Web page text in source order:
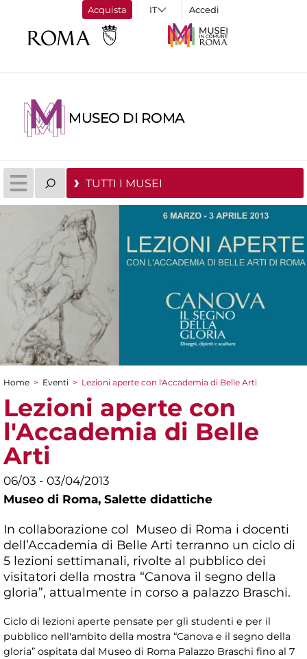
Acquista Accedi
MUSEO DI ROMA
TUTTI I MUSEI
Tu sei qui
Home > Eventi > Lezioni aperte con l'Accademia di Belle Arti
Lezioni aperte con
l'Accademia di Belle
Arti
06/03 - 03/04/2013
Museo di Roma, Salette didattiche
In collaborazione col Museo di Roma i docenti
dell’Accademia di Belle Arti terranno un ciclo di
5 lezioni settimanali, rivolte al pubblico dei
visitatori della mostra “Canova il segno della
gloria”, attualmente in corso a palazzo Braschi.
Ciclo di lezioni aperte pensate per gli studenti e per il
pubblico nell'ambito della mostra “Canova e il segno della
gloria” ospitata dal Museo di Roma Palazzo Braschi fino al 7